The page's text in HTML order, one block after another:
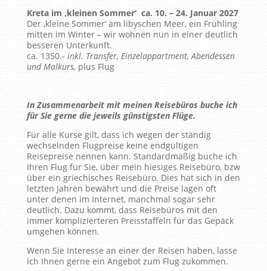
Kreta im ‚kleinen Sommer‘ ca. 10. – 24. Januar 2027
Der ‚kleine Sommer‘ am libyschen Meer, ein Frühling
mitten im Winter – wir wohnen nun in einer deutlich
besseren Unterkunft.
ca. 1350.- inkl. Transfer, Einzelappartment, Abendessen
und Malkurs, plus Flug
In Zusammenarbeit mit meinen Reisebüros buche ich
für Sie gerne die jeweils günstigsten Flüge.
Für alle Kurse gilt, dass ich wegen der ständig
wechselnden Flugpreise keine endgültigen
Reisepreise nennen kann. Standardmäßig buche ich
Ihren Flug für Sie, über mein hiesiges Reisebüro, bzw
über ein griechisches Reisebüro. Dies hat sich in den
letzten Jahren bewährt und die Preise lagen oft
unter denen im Internet, manchmal sogar sehr
deutlich. Dazu kommt, dass Reisebüros mit den
immer komplizierteren Preisstaffeln für das Gepäck
umgehen können.
Wenn Sie Interesse an einer der Reisen haben, lasse
ich Ihnen gerne ein Angebot zum Flug zukommen.